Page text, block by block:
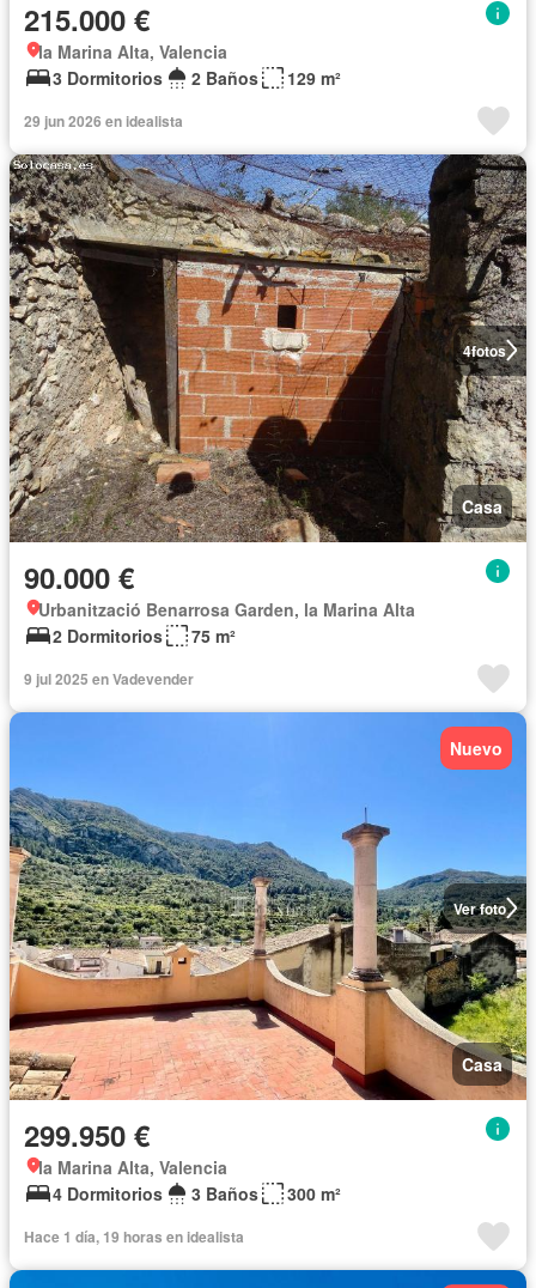
215.000 €
la Marina Alta, Valencia
3 Dormitorios
2 Baños 129 m²
29 jun 2026 en idealista
4fotos
Casa
90.000 €
Urbanització Benarrosa Garden, la Marina Alta
2 Dormitorios
75 m²
9 jul 2025 en Vadevender
Ver foto
Nuevo
Casa
299.950 €
la Marina Alta, Valencia
4 Dormitorios
3 Baños 300 m²
Hace 1 día, 19 horas en idealista